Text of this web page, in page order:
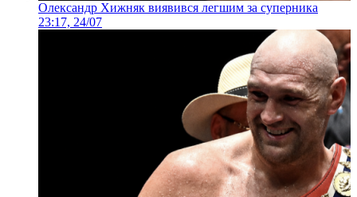
Олександр Хижняк виявився легшим за суперника
23:17, 24/07